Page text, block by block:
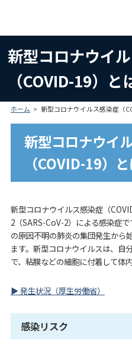
新型コロナウイ
（COVID-19）と
ホーム 新型コロナウイルス感染症（
新型コロナウイ
（COVID-19）
新型コロナウイルス感染症（
2（SARS-CoV-2）による感染症
の原因不明の肺炎の集団発生から
ます。新型コロナウイルスは、自
で、粘膜などの細胞に付着して体
▶ 発生状況（厚生労働省）
感染リスク